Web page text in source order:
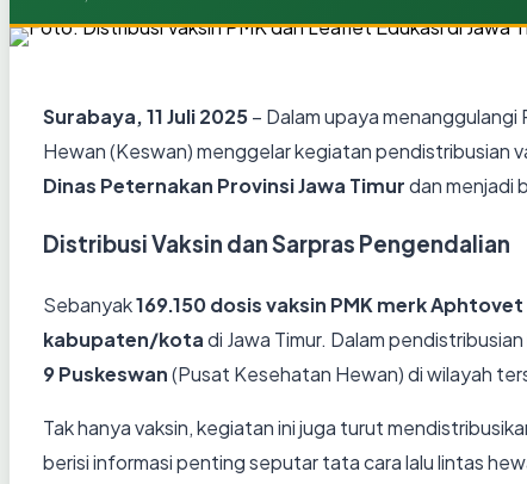
Surabaya, 11 Juli 2025– Dalam upaya
Hewan (Keswan) menggelar kegiatan pendistribusian
Dinas Peternakan Provinsi Jawa Timurdan menjadi
Distribusi Vaksin dan Sarpras Pengendalian
Sebanyak169.150 dosis vaksin PMK merk Aphtovet
kabupaten/kotadi Jawa Timur. Dalam pendistribusian
9 Puskeswan(Pusat Kesehatan Hewan) di wilayah
Tak hanya vaksin, kegiatan ini juga turut
berisi informasi penting seputar tata cara lalu lintas